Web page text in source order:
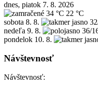
dnes, piatok 7. 8. 2026
34 °C 22 °C
sobota 8. 8.
nedeľa 9. 8.
36/
pondelok 10. 8.
Návštevnosť
Návštevnosť: